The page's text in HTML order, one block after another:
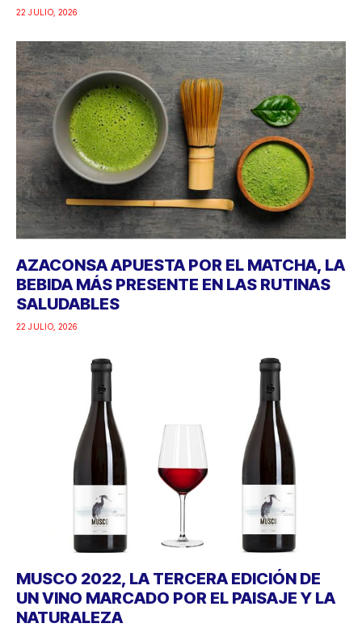
22 JULIO, 2026
AZACONSA APUESTA POR EL MATCHA, LA
BEBIDA MÁS PRESENTE EN LAS RUTINAS
SALUDABLES
22 JULIO, 2026
MUSCO 2022, LA TERCERA EDICIÓN DE
UN VINO MARCADO POR EL PAISAJE Y LA
NATURALEZA